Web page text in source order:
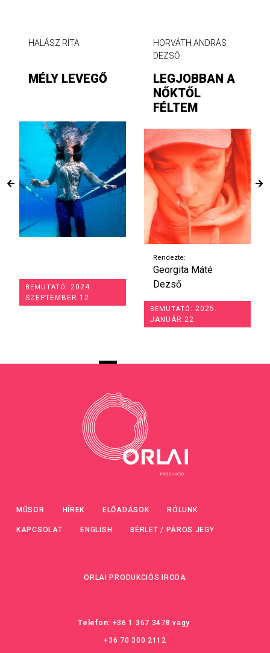
HALÁSZ RITA
MÉLY LEVEGŐ
BEMUTATÓ: 2024.
SZEPTEMBER 12.
HORVÁTH ANDRÁS
DEZSŐ
LEGJOBBAN A
NŐKTŐL
FÉLTEM
Rendezte:
Georgita Máté
Dezső
BEMUTATÓ: 2025.
JANUÁR 22.
MŰSOR HÍREK ELŐADÁSOK RÓLUNK
KAPCSOLAT ENGLISH BÉRLET / PÁROS JEGY
ORLAI PRODUKCIÓS IRODA
Telefon: +36 1 367 3478 vagy
+36 70 300 2112